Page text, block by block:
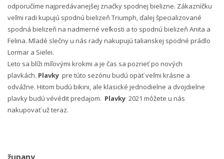
odporučíme najpredávanejšej značky spodnej bielizne. Zákazníčku
veľmi radi kupujú spodnú bielizeň Triumph, ďalej špecializované
spodná bielizeň na nadmerné veľkosti a to spodnú bielizeň Anita a
Felina. Mladé slečny u nás rady nakupujú talianskej spodné prádlo
Lormar a Sielei.
Leto sa blíži míľovými krokmi a je čas sa pozrieť po nových
plavkách. Plavky pre túto sezónu budú opäť veľmi krásne a
odvážne. Hitom budú bikini, ale klasické jednodielne a dvojdielne
plavky budú vévédit predajom. Plavky 2021 môžete u nás
nakupovať už teraz.